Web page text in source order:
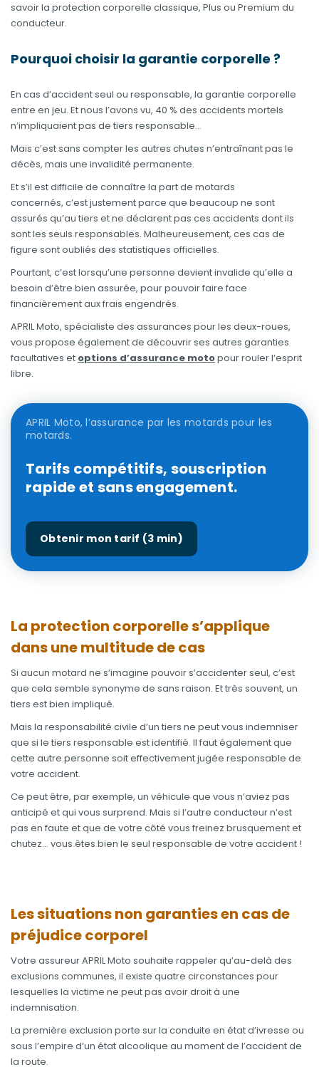
savoir la protection corporelle classique, Plus ou Premium du
conducteur.
Pourquoi choisir la garantie corporelle ?
En cas d’accident seul ou responsable, la garantie corporelle
entre en jeu. Et nous l’avons vu, 40 % des accidents mortels
n’impliquaient pas de tiers responsable…
Mais c’est sans compter les autres chutes n’entraînant pas le
décès, mais une invalidité permanente.
Et s’il est difficile de connaître la part de motards
concernés, c’est justement parce que beaucoup ne sont
assurés qu’au tiers et ne déclarent pas ces accidents dont ils
sont les seuls responsables. Malheureusement, ces cas de
figure sont oubliés des statistiques officielles.
Pourtant, c’est lorsqu’une personne devient invalide qu’elle a
besoin d’être bien assurée, pour pouvoir faire face
financièrement aux frais engendrés.
APRIL Moto, spécialiste des assurances pour les deux-roues,
vous propose également de découvrir ses autres garanties
facultatives et options d’assurance motopour rouler l’esprit
libre.
APRIL Moto, l’assurance par les motards pour les
motards.
Tarifs compétitifs, souscription
rapide et sans engagement.
Obtenir mon tarif (3 min)
La protection corporelle s’applique
dans une multitude de cas
Si aucun motard ne s’imagine pouvoir s’accidenter seul, c’est
que cela semble synonyme de sans raison. Et très souvent, un
tiers est bien impliqué.
Mais la responsabilité civile d’un tiers ne peut vous indemniser
que si le tiers responsable est identifié. Il faut également que
cette autre personne soit effectivement jugée responsable de
votre accident.
Ce peut être, par exemple, un véhicule que vous n’aviez pas
anticipé et qui vous surprend. Mais si l’autre conducteur n’est
pas en faute et que de votre côté vous freinez brusquement et
chutez… vous êtes bien le seul responsable de votre accident !
Les situations non garanties en cas de
préjudice corporel
Votre assureur APRIL Moto souhaite rappeler qu’au-delà des
exclusions communes, il existe quatre circonstances pour
lesquelles la victime ne peut pas avoir droit à une
indemnisation.
La première exclusion porte sur la conduite en état d’ivresse ou
sous l’empire d’un état alcoolique au moment de l’accident de
la route.